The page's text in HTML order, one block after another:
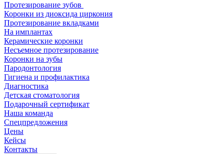
Протезирование зубов
Коронки из диоксида циркония
Протезирование вкладками
На имплантах
Керамические коронки
Несъемное протезирование
Коронки на зубы
Пародонтология
Гигиена и профилактика
Диагностика
Детская стоматология
Подарочный сертификат
Наша команда
Спецпредложения
Цены
Кейсы
Контакты